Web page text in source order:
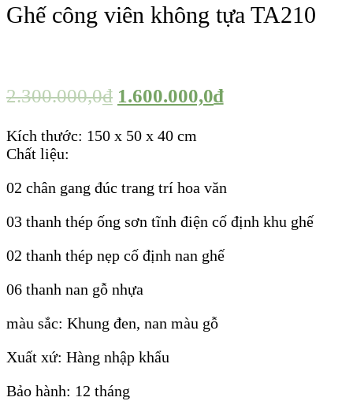
Ghế công viên không tựa TA210
2.300.000,0₫ 1.600.000,0₫
Kích thước: 150 x 50 x 40 cm
Chất liệu:
02 chân gang đúc trang trí hoa văn
03 thanh thép ống sơn tĩnh điện cố định khu ghế
02 thanh thép nẹp cố định nan ghế
06 thanh nan gỗ nhựa
màu sắc: Khung đen, nan màu gỗ
Xuất xứ: Hàng nhập khẩu
Bảo hành: 12 tháng